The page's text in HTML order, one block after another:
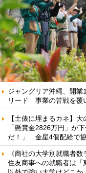
ジャングリア沖縄、開
リード 事業の苦戦を覆
【土俵に埋まるカネ】
「懸賞金2826万円」が
だ！」 金星4個配給で
《商社の大学別就職者
住友商事への就職者は